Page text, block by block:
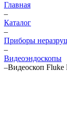
Главная
–
Каталог
–
Приборы
–
Видеоэндоскопы
–Видеоскоп Fluke